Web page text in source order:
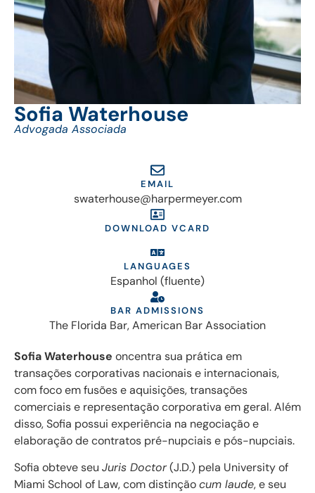
Sofia Waterhouse
Advogada Associada
EMAIL
swaterhouse@harpermeyer.com
DOWNLOAD VCARD
LANGUAGES
Espanhol (fluente)
BAR ADMISSIONS
The Florida Bar, American Bar Association
Sofia Waterhouse oncentra sua prática em
transações corporativas nacionais e internacionais,
com foco em fusões e aquisições, transações
comerciais e representação corporativa em geral. Além
disso, Sofia possui experiência na negociação e
elaboração de contratos pré-nupciais e pós-nupciais.
Sofia obteve seu Juris Doctor(J.D.) pela University of
Miami School of Law, com distinçãocum laude, e seu